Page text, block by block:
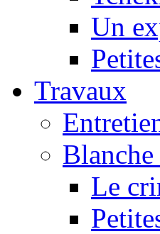
Un
Travaux
Le